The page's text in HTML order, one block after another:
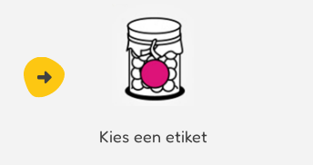
Kies een etiket